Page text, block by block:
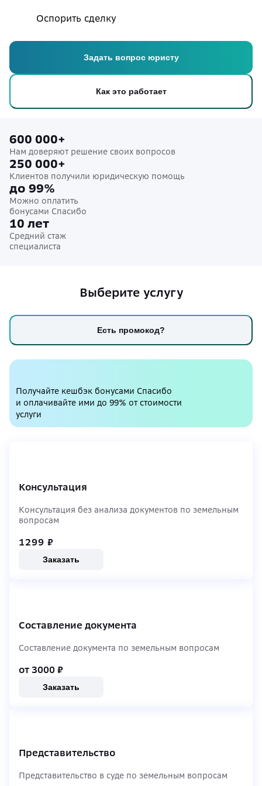
Оспорить сделку
Задать вопрос юристу
Как это работает
600 000+
Нам доверяют решение своих вопросов
250 000+
Клиентов получили юридическую помощь
до 99%
Можно оплатить
бонусами Спасибо
10 лет
Средний стаж
специалиста
Выберите услугу
Есть промокод?
Получайте кешбэк бонусами Спасибо
и оплачивайте ими до 99% от стоимости
услуги
Консультация
Консультация без анализа документов по земельным
вопросам
1299 ₽
Заказать
Составление документа
Составление документа по земельным вопросам
от 3000 ₽
Заказать
Представительство
Представительство в суде по земельным вопросам